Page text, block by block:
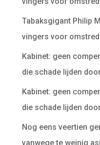
Tabaksgigant Philip
vingers voor
Kabinet: geen
die schade lijden
Kabinet: geen
die schade lijden
Nog eens veertien
vanwege te weinig